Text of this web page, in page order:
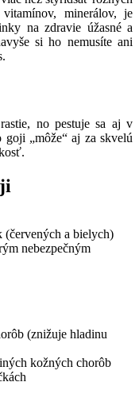
minerálov, je
na zdravie úžasné a
si ho nemusíte ani
no pestuje sa aj v
„môže“ aj za skvelú
a bielych)
nebezpečným
(znižuje hladinu
kožných chorôb